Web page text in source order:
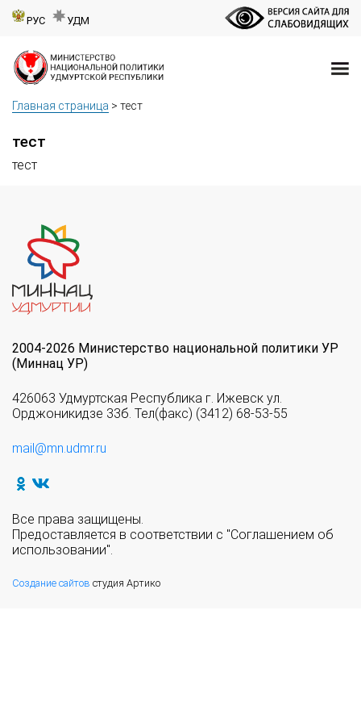
РУС УДМ
Главная страница > тест
тест
тест
2004-2026 Министерство национальной политики УР
(Миннац УР)
426063 Удмуртская Республика г. Ижевск ул.
Орджоникидзе 33б. Тел(факс) (3412) 68-53-55
mail@mn.udmr.ru
Все права защищены.
Предоставляется в соответствии с "Соглашением об
использовании".
Создание сайтов студия Артико